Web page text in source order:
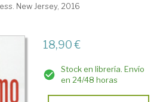
New Jersey, 2016
18,90 €
Stock en librería. Envío
en 24/48 horas